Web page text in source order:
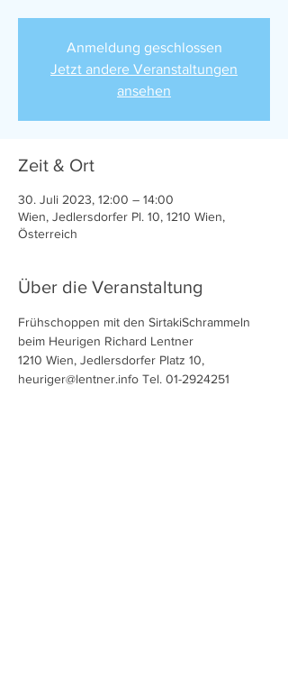
Anmeldung geschlossen
Jetzt andere Veranstaltungen
ansehen
Zeit & Ort
30. Juli 2023, 12:00 – 14:00
Wien, Jedlersdorfer Pl. 10, 1210 Wien,
Österreich
Über die Veranstaltung
Frühschoppen mit den SirtakiSchrammeln
beim Heurigen Richard Lentner
1210 Wien, Jedlersdorfer Platz 10,
heuriger@lentner.info Tel. 01-2924251